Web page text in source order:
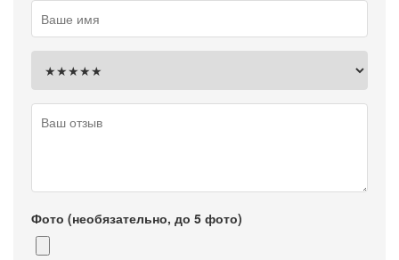
Фото (необязательно, до 5 фото)